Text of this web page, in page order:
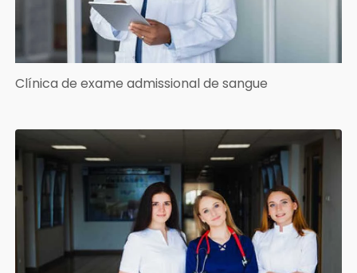
Clínica de exame admissional de sangue